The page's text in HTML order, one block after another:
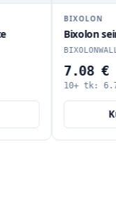
BIXOLON
Bixolon
BIXOLONWALLM
7.08 €
10+ tk:6.73